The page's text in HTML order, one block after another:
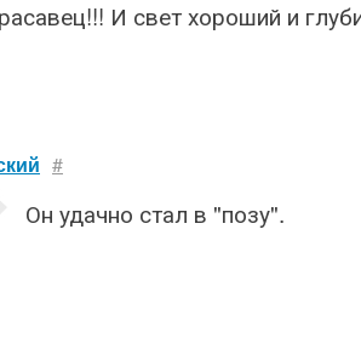
И свет хороший и
#
Он удачно стал в "позу".